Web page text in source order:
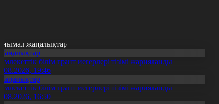
жаңалықтар
білім грант иегерлері тізімі жарияланды
19:46
білім грант иегерлері тізімі жарияланды
16:50